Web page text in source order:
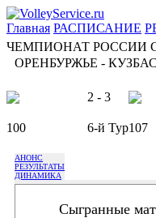
Главная РАСПИСАНИЕ
ЧЕМПИОНАТ РОССИИ
ОРЕНБУРЖЬЕ -
2 - 3
100 6-й Тур107
АНОНС
РЕЗУЛЬТАТЫ
ДИНАМИКА
Сыгранные